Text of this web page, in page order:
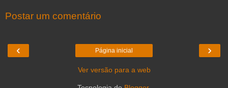
Postar um comentário
‹ ›
Página inicial
Ver versão para a web